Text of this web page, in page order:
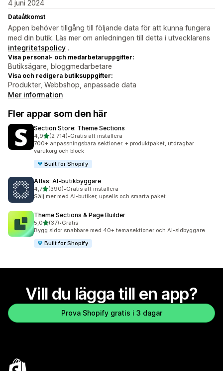
4 juni 2024
Dataåtkomst
Appen behöver tillgång till följande data för att kunna fungera
med din butik. Läs mer om anledningen till detta i utvecklarens
integritetspolicy .
Visa personal- och medarbetaruppgifter:
Butiksägare, bloggmedarbetare
Visa och redigera butiksuppgifter:
Produkter, Webbshop, anpassade data
Mer information
Fler appar som den här
Section Store: Theme Sections
4,9av 5 stjärnor
(2 714)
2714 recensioner totalt
•Gratis att installera
700+ anpassningsbara sektioner. + produktpaket, utdragbar
varukorg och block
Built for Shopify
Atlas: AI‑butikbyggare
4,7av 5 stjärnor
(390)
390 recensioner totalt
•Gratis att installera
Sälj mer med AI-butiker, upsells och smarta paket.
Theme Sections & Page Builder
5,0av 5 stjärnor
(37)
37 recensioner totalt
•Gratis
Bygg sidor snabbare med 40+ temasektioner och AI-sidbyggare
Built for Shopify
Vill du lägga till en app?
Prova Shopify gratis i 3 dagar